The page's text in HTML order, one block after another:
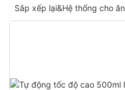
Sắp xếp lại&Hệ thống cho ăn